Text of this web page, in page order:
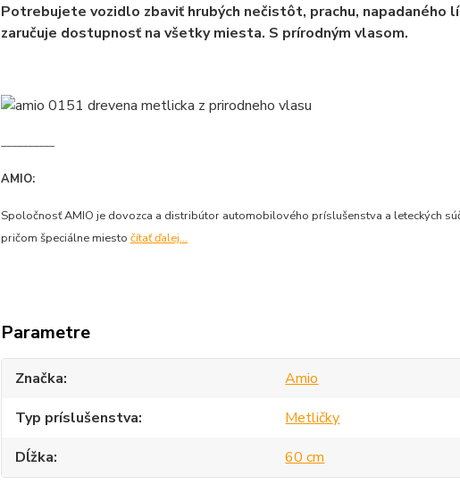
Potrebujete vozidlo zbaviť hrubých nečistôt, prachu, napadaného
zaručuje dostupnosť na všetky miesta. S prírodným vlasom.
__________
AMIO:
Spoločnosť AMIO je dovozca a distribútor automobilového príslušenstva a leteckých
pričom špeciálne miesto čítať ďalej...
Parametre
Značka
Amio
Typ príslušenstva
Metličky
Dĺžka
60 cm